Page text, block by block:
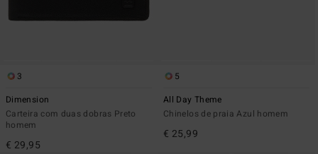
3
Dimension
Carteira com duas dobras Preto
homem
€ 29,95
5
All Day Theme
Chinelos de praia Azul homem
€ 25,99